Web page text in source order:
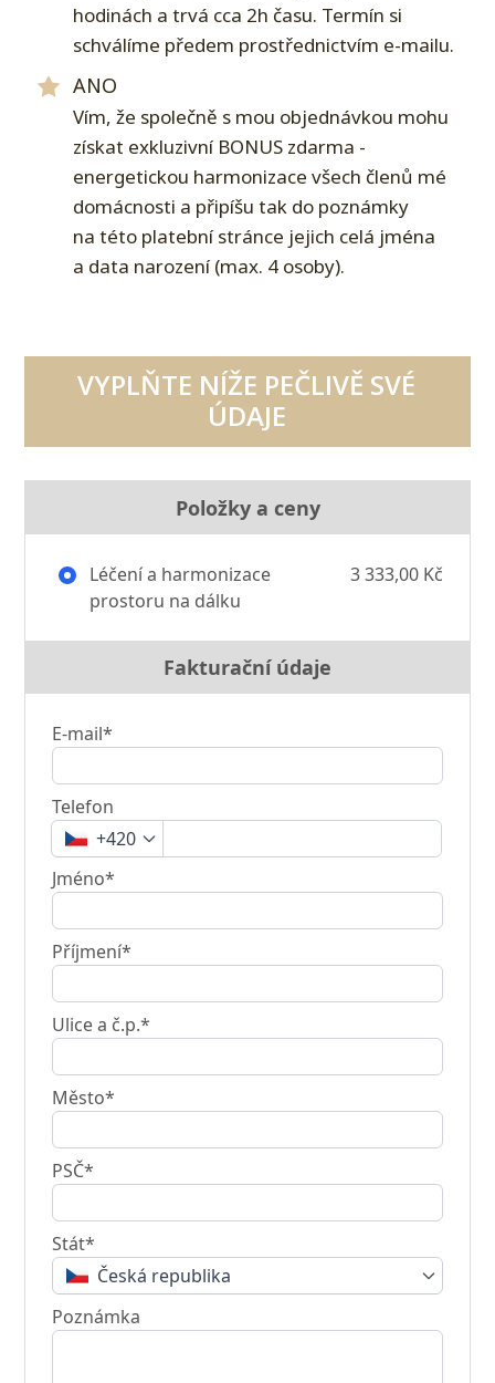
hodinách a trvá cca 2h času. Termín si
schválíme předem prostřednictvím e-mailu.
ANO
Vím, že společně s mou objednávkou mohu
získat exkluzivní BONUS zdarma -
energetickou harmonizace všech členů mé
domácnosti a připíšu tak do poznámky
na této platební stránce jejich celá jména
a data narození (max. 4 osoby).
VYPLŇTE NÍŽE PEČLIVĚ SVÉ
ÚDAJE
Položky a ceny
Léčení a harmonizace
prostoru na dálku
3 333,00 Kč
Fakturační údaje
E-mail*
Telefon
+420
Jméno*
Příjmení*
Ulice a č.p.*
Město*
PSČ*
Stát*
Česká republika
Poznámka